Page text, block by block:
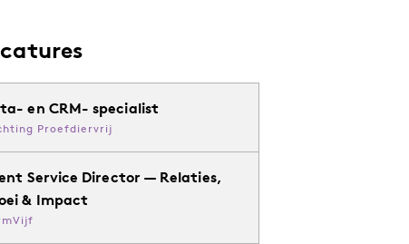
en CRM- specialist
Proefdiervrij
Service Director — Relaties,
& Impact